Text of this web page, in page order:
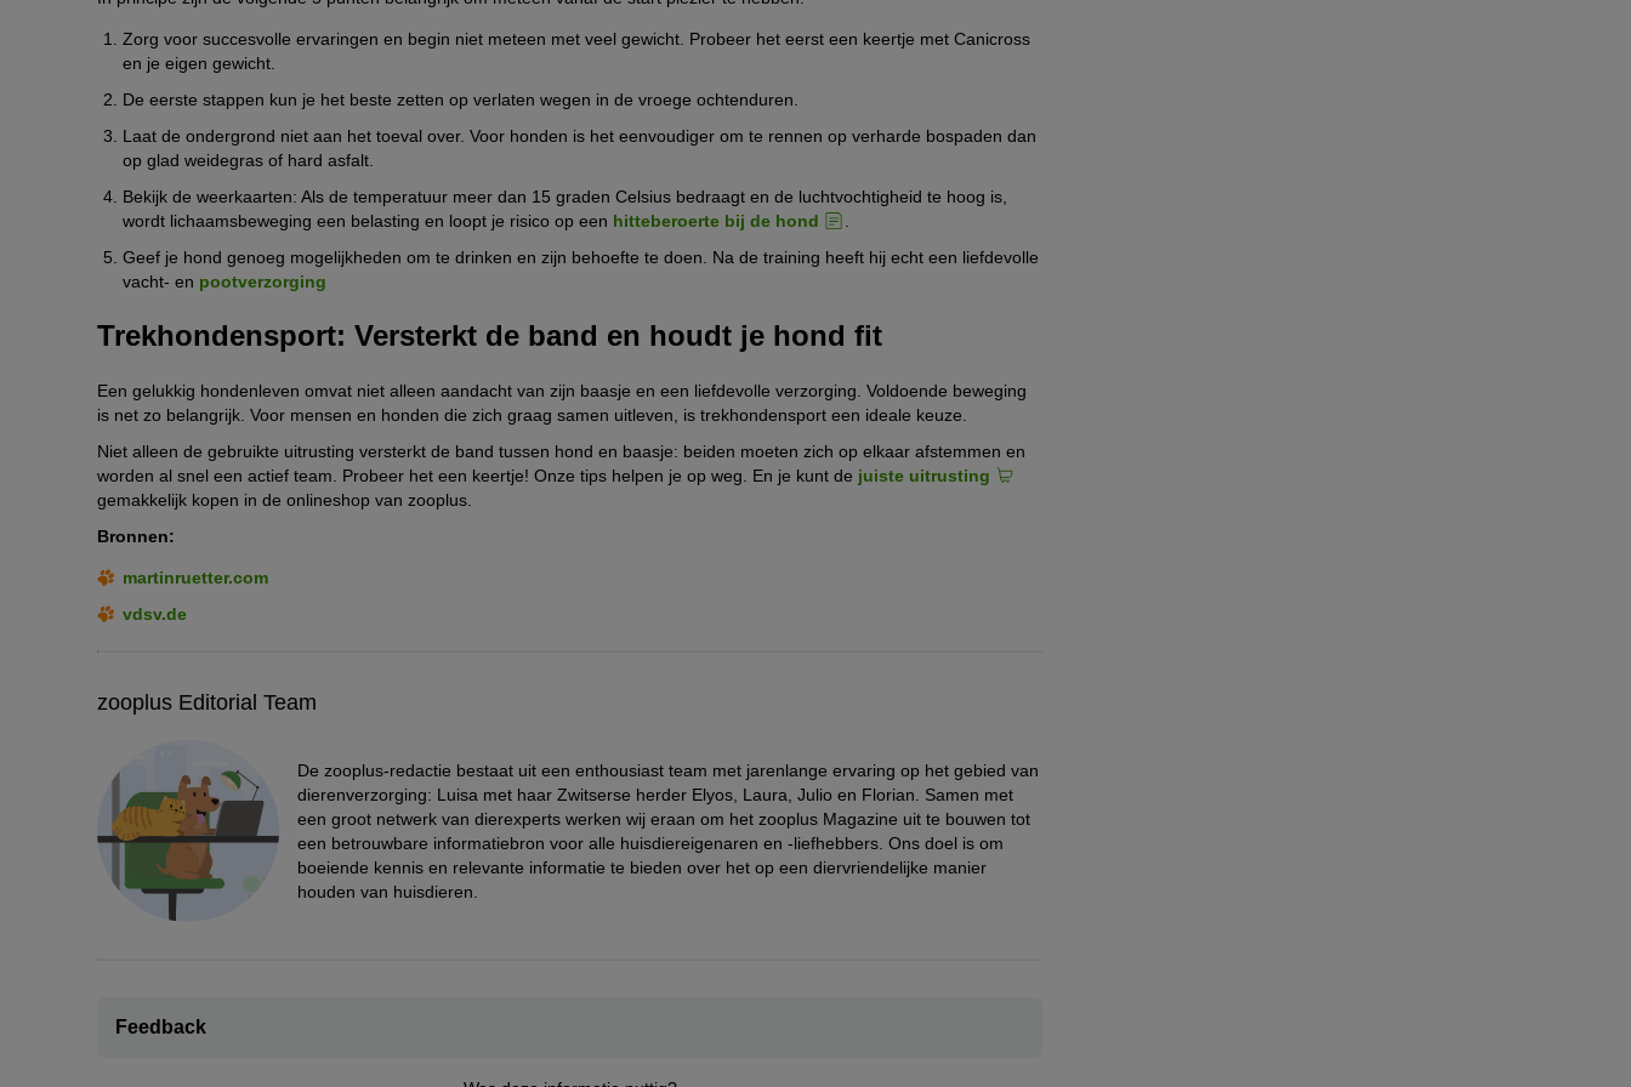
Vraag je je af of je hond jouw gewicht kan verplaatsen? In feite zijn honden veel sterker dan mensen denken. De vuistregel:
een getrainde en gezonde hond slaagt erin om ongeveer drie tot vijf keer zijn eigen lichaamsgewicht te trekken.
EenLabrador die bijvoorbeeld 30 kilo weegt, kan ongeveer 120 kilo trekken – inclusief zijn metgezel.
Als er meerdere honden, hellingen of moeilijke oppervlakken in het spel zijn, verandert de berekening aanzienlijk.
Niet alleen je hond moet in topconditie zijn. Als je fit bent, graag beweegt en een beetje modder niet erg vindt, heb je al aan
Treklijn met schokdemper
Canicross: loopgordel om de treklijn te bevestigen
Bikejöring of Dog-Scooting: antenne voor veilige begeleiding
Voor de Dog-Trike en Sacco-Cart heb je ook een hondenkar nodig om te trekken en de juiste trekvoorziening voor één of
Spantypes in de trekhondensport
Er zijn in principe twee manieren om je hond te spannen: spannen met touw en spannen met een pulka. Welke van beide
wordt gebruikt, hangt af van het sporttype.
Spannen met touw:
De hond wordt rechtstreeks aan de riem van de mens of een sportuitrusting zoals een step of fiets
gekoppeld met behulp van een trekkoord met schokdemper. Een geleidestang, de antenne, voorkomt dat het touw in
Spannen met pulka: Bij trekhondensporten met karren wordt een zogenaamde pulkastang gebruikt. Hiervoor wordt de
vervolgens tussen de twee buitenste stangen. Als de honden in paren onderweg zijn, lopen ze rechts en links van een
middenstang, de tweespandissel.
In de trekhondensport hoor je vaak Engelse commando’s, die afkomstig zijn van de ‘mushers’. Als je deze musher-
commando’s wilt leren, vind je hier een lijst met de belangrijkste begrippen:
Haw: Links
Over haw: Links voorbij aan de hindernis
Over gee: Rechts voorbij aan de hindernis
Come haw: 180 graden draaien naar links
Come gee: 180 graden draaien naar rechts
Go / Hike / Mush: Ga / voorwaarts
Straight ahead: Rechtdoor
Zorg voor succesvolle ervaringen en begin niet meteen met veel gewicht. Probeer het eerst een keertje met Canicross
en je eigen gewicht.
De eerste stappen kun je het beste zetten op verlaten wegen in de vroege ochtenduren.
Laat de ondergrond niet aan het toeval over. Voor honden is het eenvoudiger om te rennen op verharde bospaden dan
op glad weidegras of hard asfalt.
Bekijk de weerkaarten: Als de temperatuur meer dan 15 graden Celsius bedraagt en de luchtvochtigheid te hoog is,
wordt lichaamsbeweging een belasting en loopt je risico op een hitteberoerte bij de hond
Geef je hond genoeg mogelijkheden om te drinken en zijn behoefte te doen. Na de training heeft hij echt een liefdevolle
vacht- en pootverzorging
Trekhondensport: Versterkt de band en houdt je hond fit
Een gelukkig hondenleven omvat niet alleen aandacht van zijn baasje en een liefdevolle verzorging. Voldoende beweging
is net zo belangrijk. Voor mensen en honden die zich graag samen uitleven, is trekhondensport een ideale keuze.
Niet alleen de gebruikte uitrusting versterkt de band tussen hond en baasje: beiden moeten zich op elkaar afstemmen en
worden al snel een actief team. Probeer het een keertje! Onze tips helpen je op weg. En je kunt de juiste uitrusting
gemakkelijk kopen in de onlineshop van zooplus.
Bronnen:
martinruetter.com
vdsv.de
zooplus Editorial Team
De zooplus-redactie bestaat uit een enthousiast team met jarenlange ervaring op het gebied van
dierenverzorging: Luisa met haar Zwitserse herder Elyos, Laura, Julio en Florian. Samen met
een groot netwerk van dierexperts werken wij eraan om het zooplus Magazine uit te bouwen tot
een betrouwbare informatiebron voor alle huisdiereigenaren en -liefhebbers. Ons doel is om
boeiende kennis en relevante informatie te bieden over het op een diervriendelijke manier
houden van huisdieren.
Feedback